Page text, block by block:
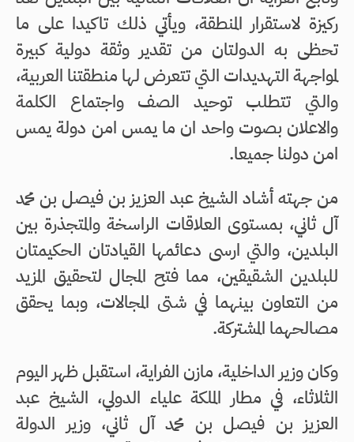
ركيزة لاستقرار المنطقة، ويأتي ذلك تاكيدا على ما
تحظى به الدولتان من تقدير وثقة دولية كبيرة
لمواجهة التهديدات التي تتعرض لها منطقتنا العربية،
والتي تتطلب توحيد الصف واجتماع الكلمة
والاعلان بصوت واحد ان ما يمس امن دولة يمس
امن دولنا جميعا.
من جهته أشاد الشيخ عبد العزيز بن فيصل بن محمد
آل ثاني، بمستوى العلاقات الراسخة والمتجذرة بين
البلدين، والتي ارسى دعائمها القيادتان الحكيمتان
للبلدين الشقيقين، مما فتح المجال لتحقيق المزيد
من التعاون بينهما في شتى المجالات، وبما يحقق
مصالحهما المشتركة.
وكان وزير الداخلية، مازن الفراية، استقبل ظهر اليوم
الثلاثاء، في مطار الملكة علياء الدولي، الشيخ عبد
العزيز بن فيصل بن محمد آل ثاني، وزير الدولة